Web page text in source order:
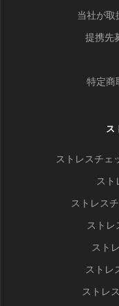
当社が取
提携先
特定商
ス
ストレスチェ
スト
ストレス
ストレ
スト
ストレ
ストレ